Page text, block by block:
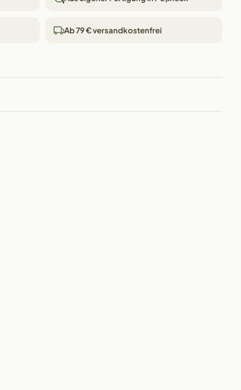
Ab 79 € versandkostenfrei